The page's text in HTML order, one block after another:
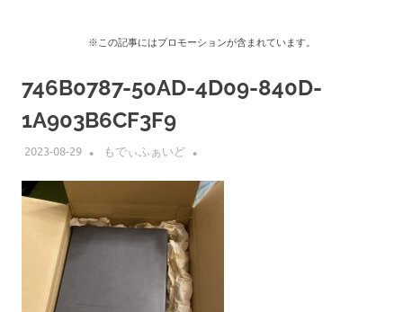
※この記事にはプロモーションが含まれています。
746B0787-50AD-4D09-840D-
1A903B6CF3F9
2023-08-29 もでぃふぁいど